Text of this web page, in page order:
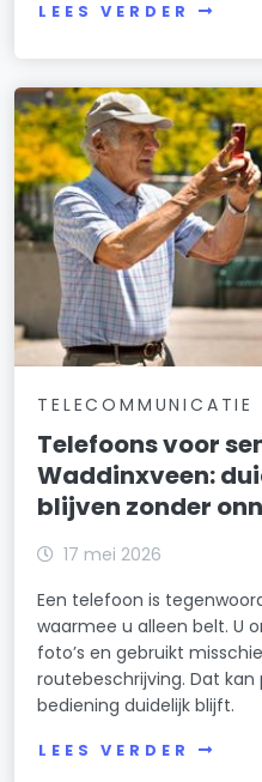
LEES VERDER
TELECOMMUNICATIE
Telefoons voor
Waddinxveen:
blijven zonder
17 mei 2026
Een telefoon is
waarmee u alleen belt. U
foto’s en gebruikt
routebeschrijving. Dat kan
bediening duidelijk blijft.
LEES VERDER